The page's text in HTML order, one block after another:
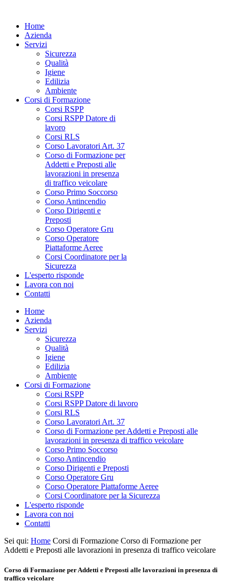
Home
Azienda
Servizi
Sicurezza
Qualità
Igiene
Edilizia
Ambiente
Corsi di Formazione
Corsi RSPP
Corsi RSPP Datore di
lavoro
Corsi RLS
Corso Lavoratori Art. 37
Corso di Formazione per
Addetti e Preposti alle
lavorazioni in presenza
di traffico veicolare
Corso Primo Soccorso
Corso Antincendio
Corso Dirigenti e
Preposti
Corso Operatore Gru
Corso Operatore
Piattaforme Aeree
Corsi Coordinatore per la
Sicurezza
L'esperto risponde
Lavora con noi
Contatti
Home
Azienda
Servizi
Sicurezza
Qualità
Igiene
Edilizia
Ambiente
Corsi di Formazione
Corsi RSPP
Corsi RSPP Datore di lavoro
Corsi RLS
Corso Lavoratori Art. 37
Corso di Formazione per Addetti e Preposti alle
lavorazioni in presenza di traffico veicolare
Corso Primo Soccorso
Corso Antincendio
Corso Dirigenti e Preposti
Corso Operatore Gru
Corso Operatore Piattaforme Aeree
Corsi Coordinatore per la Sicurezza
L'esperto risponde
Lavora con noi
Contatti
Sei qui: Home Corsi di Formazione Corso di Formazione per
Addetti e Preposti alle lavorazioni in presenza di traffico veicolare
Corso di Formazione per Addetti e Preposti alle lavorazioni in presenza di
traffico veicolare